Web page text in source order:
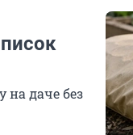
на даче без